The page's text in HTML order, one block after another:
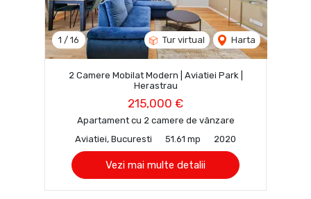
1 / 16 Tur virtual Harta
2 Camere Mobilat Modern | Aviatiei Park |
Herastrau
215,000 €
Apartament cu 2 camere de vânzare
Aviatiei, Bucuresti
51.61 mp 2020
Vezi mai multe detalii